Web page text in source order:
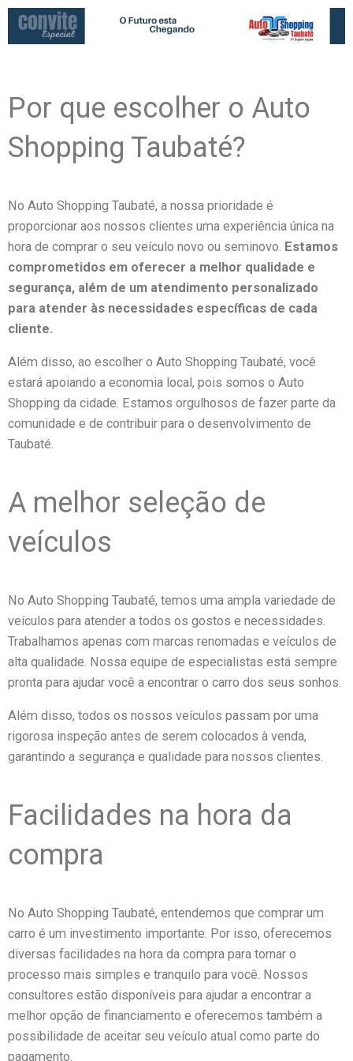
Por que escolher o Auto
Shopping Taubaté?
No Auto Shopping Taubaté, a nossa prioridade é
proporcionar aos nossos clientes uma experiência única na
hora de comprar o seu veículo novo ou seminovo. Estamos
comprometidos em oferecer a melhor qualidade e
segurança, além de um atendimento personalizado
para atender às necessidades específicas de cada
cliente.
Além disso, ao escolher o Auto Shopping Taubaté, você
estará apoiando a economia local, pois somos o Auto
Shopping da cidade. Estamos orgulhosos de fazer parte da
comunidade e de contribuir para o desenvolvimento de
Taubaté.
A melhor seleção de
veículos
No Auto Shopping Taubaté, temos uma ampla variedade de
veículos para atender a todos os gostos e necessidades.
Trabalhamos apenas com marcas renomadas e veículos de
alta qualidade. Nossa equipe de especialistas está sempre
pronta para ajudar você a encontrar o carro dos seus sonhos.
Além disso, todos os nossos veículos passam por uma
rigorosa inspeção antes de serem colocados à venda,
garantindo a segurança e qualidade para nossos clientes.
Facilidades na hora da
compra
No Auto Shopping Taubaté, entendemos que comprar um
carro é um investimento importante. Por isso, oferecemos
diversas facilidades na hora da compra para tornar o
processo mais simples e tranquilo para você. Nossos
consultores estão disponíveis para ajudar a encontrar a
melhor opção de financiamento e oferecemos também a
possibilidade de aceitar seu veículo atual como parte do
pagamento.